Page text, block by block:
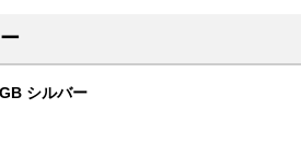
シルバー